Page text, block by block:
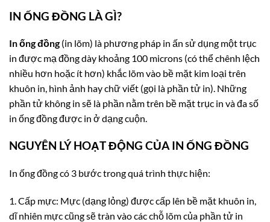
IN ỐNG ĐỒNG LÀ GÌ?
In ống đồng(in lõm) là phương pháp in ấn sử dụng một trục
in được mạ đồng dày khoảng 100 microns (có thể chênh lệch
nhiều hơn hoặc ít hơn) khắc lõm vào bề mặt kim loại trên
khuôn in, hình ảnh hay chữ viết (gọi là phần tử in). Những
phần tử không in sẽ là phần nằm trên bề mặt trục in và đa số
in ống đồng được in ở dạng cuộn.
NGUYÊN LÝ HOẠT ĐỘNG CỦA IN ỐNG ĐỒNG
In ống đồng có 3 bước trong quá trình thực hiện:
1. Cấp mực: Mực (dạng lỏng) được cấp lên bề mặt khuôn in,
dĩ nhiên mực cũng sẽ tràn vào các chỗ lõm của phần tử in